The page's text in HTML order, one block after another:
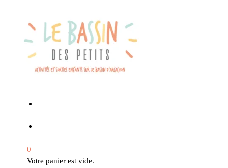
0
Votre panier est vide.